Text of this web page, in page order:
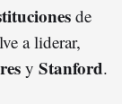
de
a liderar,
y Stanford.